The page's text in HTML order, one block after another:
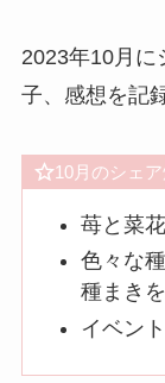
2023年10月に
子、感想を記
10月のシェア
苺と菜
色々な
種まき
イベン